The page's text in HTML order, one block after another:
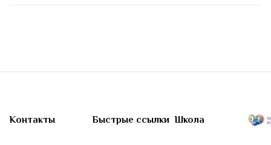
Контакты Быстрые ссылки Школа